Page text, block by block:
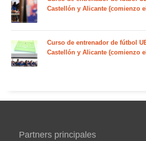
Castellón y Alicante (comienzo
Curso de entrenador de fútbol
Castellón y Alicante (comienzo
Partners principales